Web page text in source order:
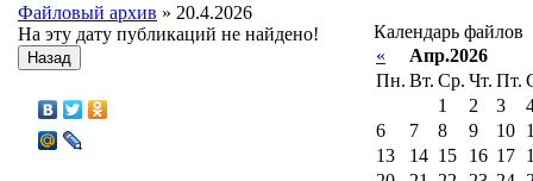
Файловый архив » 20.4.2026
На эту дату публикаций не найдено!
Назад
Календарь файлов
«
Апр.2026
Пн. Вт. Ср. Чт. Пт.
1
2 3
6
7 8 9 10
13
14 15 16 17